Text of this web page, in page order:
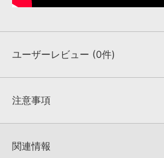
ユーザーレビュー (0件)
★★★★★
★5
★4
注意事項
4GBを超えるデータに関するご注意：
関連情報